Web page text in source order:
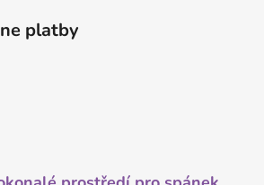
platby